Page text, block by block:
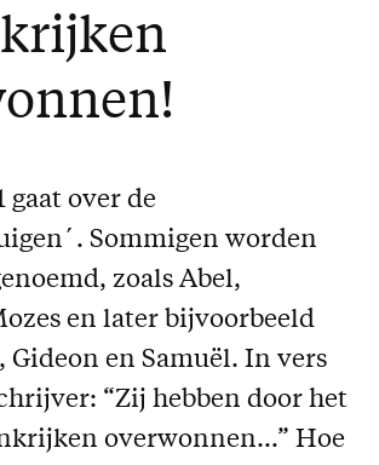
gaat over de
Sommigen worden
zoals Abel,
en later bijvoorbeeld
Gideon en Samuël. In vers
“Zij hebben door het
overwonnen…” Hoe